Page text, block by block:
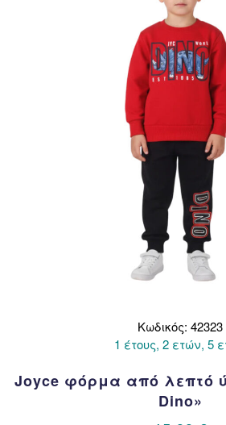
να
στη
του
Κωδικός: 42323
1 έτους, 2 ετών, 5
Joyce φόρμα από λεπτό
Dino»